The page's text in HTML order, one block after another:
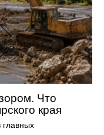
Что
края
главных